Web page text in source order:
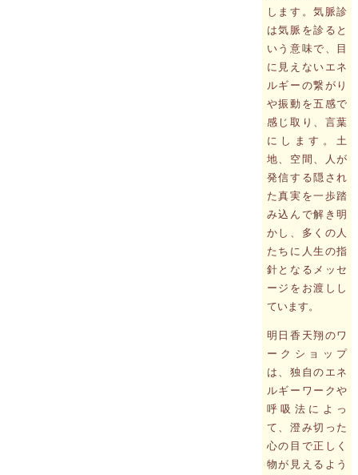
します。気脈診
は気脈を診ると
いう意味で、目
に見えないエネ
ルギーの繋がり
や振動を五感で
感じ取り、言葉
にします。土
地、空間、人が
発信する隠され
た真実を一歩踏
み込んで解き明
かし、多くの人
たちに人生の指
針となるメッセ
ージをお渡しし
ています。
明日香天翔のワ
ークショップ
は、独自のエネ
ルギーワークや
呼吸法によっ
て、澄み切った
心の目で正しく
物が見えるよう